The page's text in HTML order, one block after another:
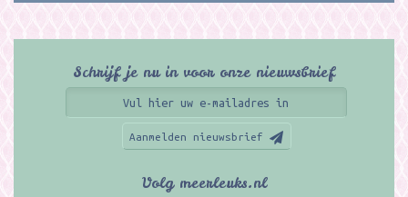
Schrijf je nu in voor onze nieuwsbrief
Aanmelden nieuwsbrief
Volg meerleuks.nl